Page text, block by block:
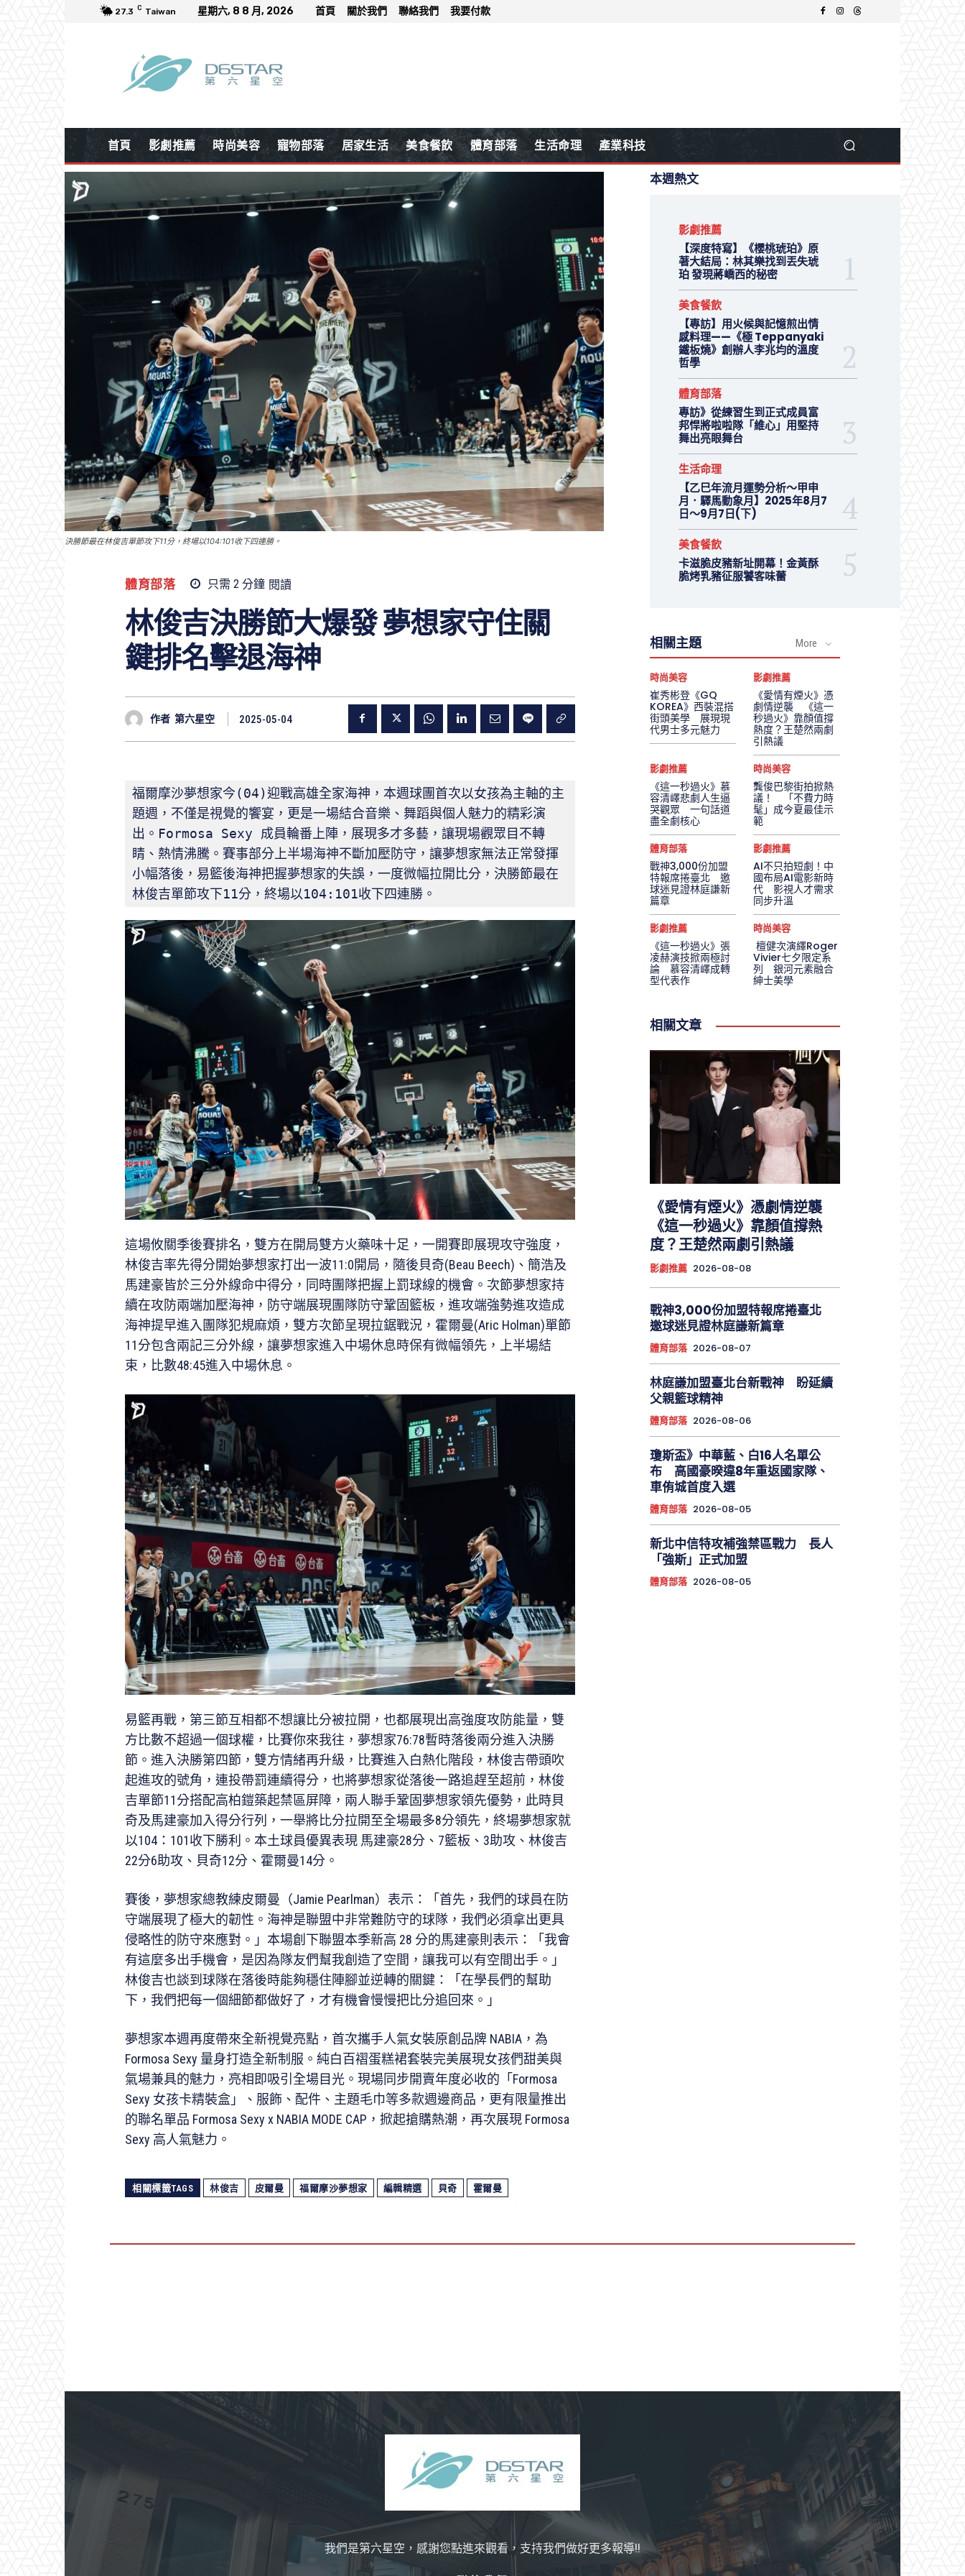
27.3 C Taiwan 星期六, 8 8 月, 2026 首頁 關於我們 聯絡我們 我要付款
首頁 影劇推薦 時尚美容 寵物部落 居家生活 美食餐飲 體育部落 生活命理 產業科技
決勝節最在林俊吉單節攻下11分，終場以104:101收下四連勝。
體育部落 只需 2 分鐘 閱讀
林俊吉決勝節大爆發 夢想家守住關
鍵排名擊退海神
作者 第六星空 2025-05-04
福爾摩沙夢想家今(04)迎戰高雄全家海神，本週球團首次以女孩為主軸的主
題週，不僅是視覺的饗宴，更是一場結合音樂、舞蹈與個人魅力的精彩演
出。Formosa Sexy 成員輪番上陣，展現多才多藝，讓現場觀眾目不轉
睛、熱情沸騰。賽事部分上半場海神不斷加壓防守，讓夢想家無法正常發揮
小幅落後，易籃後海神把握夢想家的失誤，一度微幅拉開比分，決勝節最在
林俊吉單節攻下11分，終場以104:101收下四連勝。
這場攸關季後賽排名，雙方在開局雙方火藥味十足，一開賽即展現攻守強度，
林俊吉率先得分開始夢想家打出一波11:0開局，隨後貝奇(Beau Beech)、簡浩及
馬建豪皆於三分外線命中得分，同時團隊把握上罰球線的機會。次節夢想家持
續在攻防兩端加壓海神，防守端展現團隊防守鞏固籃板，進攻端強勢進攻造成
海神提早進入團隊犯規麻煩，雙方次節呈現拉鋸戰況，霍爾曼(Aric Holman)單節
11分包含兩記三分外線，讓夢想家進入中場休息時保有微幅領先，上半場結
束，比數48:45進入中場休息。
易籃再戰，第三節互相都不想讓比分被拉開，也都展現出高強度攻防能量，雙
方比數不超過一個球權，比賽你來我往，夢想家76:78暫時落後兩分進入決勝
節。進入決勝第四節，雙方情緒再升級，比賽進入白熱化階段，林俊吉帶頭吹
起進攻的號角，連投帶罰連續得分，也將夢想家從落後一路追趕至超前，林俊
吉單節11分搭配高柏鎧築起禁區屏障，兩人聯手鞏固夢想家領先優勢，此時貝
奇及馬建豪加入得分行列，一舉將比分拉開至全場最多8分領先，終場夢想家就
以104：101收下勝利。本土球員優異表現 馬建豪28分、7籃板、3助攻、林俊吉
22分6助攻、貝奇12分、霍爾曼14分。
賽後，夢想家總教練皮爾曼（Jamie Pearlman）表示：「首先，我們的球員在防
守端展現了極大的韌性。海神是聯盟中非常難防守的球隊，我們必須拿出更具
侵略性的防守來應對。」本場創下聯盟本季新高 28 分的馬建豪則表示：「我會
有這麼多出手機會，是因為隊友們幫我創造了空間，讓我可以有空間出手。」
林俊吉也談到球隊在落後時能夠穩住陣腳並逆轉的關鍵：「在學長們的幫助
下，我們把每一個細節都做好了，才有機會慢慢把比分追回來。」
夢想家本週再度帶來全新視覺亮點，首次攜手人氣女裝原創品牌 NABIA，為
Formosa Sexy 量身打造全新制服。純白百褶蛋糕裙套裝完美展現女孩們甜美與
氣場兼具的魅力，亮相即吸引全場目光。現場同步開賣年度必收的「Formosa
Sexy 女孩卡精裝盒」、服飾、配件、主題毛巾等多款週邊商品，更有限量推出
的聯名單品 Formosa Sexy x NABIA MODE CAP，掀起搶購熱潮，再次展現 Formosa
Sexy 高人氣魅力。
相關標籤TAGS 林俊吉 皮爾曼 福爾摩沙夢想家 編輯精選 貝奇 霍爾曼
本週熱文
影劇推薦
【深度特寫】《櫻桃琥珀》原
著大結局：林其樂找到丟失琥
珀 發現蔣嶠西的秘密
美食餐飲
【專訪】用火候與記憶煎出情
感料理——《極 Teppanyaki
鐵板燒》創辦人李兆均的溫度
哲學
體育部落
專訪》從練習生到正式成員富
邦悍將啦啦隊「維心」用堅持
舞出亮眼舞台
生活命理
【乙巳年流月運勢分析～甲申
月．驛馬動象月】2025年8月7
日～9月7日(下)
美食餐飲
卡滋脆皮豬新址開幕！金黃酥
脆烤乳豬征服饕客味蕾
相關主題 More
時尚美容
崔秀彬登《GQ
KOREA》西裝混搭
街頭美學 展現現
代男士多元魅力
影劇推薦
《愛情有煙火》憑
劇情逆襲 《這一
秒過火》靠顏值撐
熱度？王楚然兩劇
引熱議
影劇推薦
《這一秒過火》慕
容清嶧悲劇人生逼
哭觀眾 一句話道
盡全劇核心
時尚美容
龔俊巴黎街拍掀熱
議！ 「不費力時
髦」成今夏最佳示
範
體育部落
戰神3,000份加盟
特報席捲臺北 邀
球迷見證林庭謙新
篇章
影劇推薦
AI不只拍短劇！中
國布局AI電影新時
代 影視人才需求
同步升溫
影劇推薦
《這一秒過火》張
凌赫演技掀兩極討
論 慕容清嶧成轉
型代表作
時尚美容
檀健次演繹Roger
Vivier七夕限定系
列 銀河元素融合
紳士美學
相關文章
《愛情有煙火》憑劇情逆襲
《這一秒過火》靠顏值撐熱
度？王楚然兩劇引熱議
影劇推薦 2026-08-08
戰神3,000份加盟特報席捲臺北
邀球迷見證林庭謙新篇章
體育部落 2026-08-07
林庭謙加盟臺北台新戰神 盼延續
父親籃球精神
體育部落 2026-08-06
瓊斯盃》中華藍、白16人名單公
布 高國豪暌違8年重返國家隊、
車侑城首度入選
體育部落 2026-08-05
新北中信特攻補強禁區戰力 長人
「強斯」正式加盟
體育部落 2026-08-05
我們是第六星空，感謝您點進來觀看，支持我們做好更多報導!!